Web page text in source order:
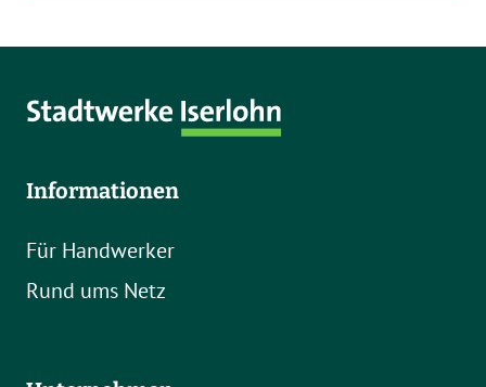
Informationen
Für Handwerker
Rund ums Netz